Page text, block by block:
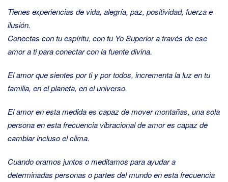
Tienes experiencias de vida, alegría, paz, positividad, fuerza e
ilusión.
Conectas con tu espíritu, con tu Yo Superior a través de ese
amor a ti para conectar con la fuente divina.
El amor que sientes por ti y por todos, incrementa la luz en tu
familia, en el planeta, en el universo.
El amor en esta medida es capaz de mover montañas, una sola
persona en esta frecuencia vibracional de amor es capaz de
cambiar incluso el clima.
Cuando oramos juntos o meditamos para ayudar a
determinadas personas o partes del mundo en esta frecuencia